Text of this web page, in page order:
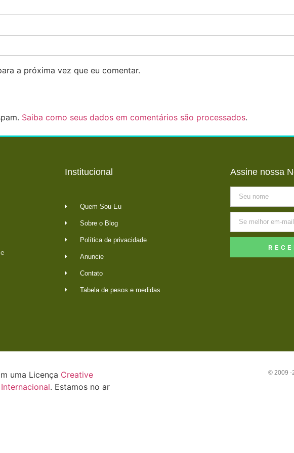
a próxima vez que eu comentar.
Saiba como seus dados em comentários são processados.
Institucional
Quem Sou Eu
Sobre o Blog
Política de privacidade
Anuncie
Contato
Tabela de pesos e medidas
Assine nossa
uma Licença Creative
. Estamos no ar
© 2009 -